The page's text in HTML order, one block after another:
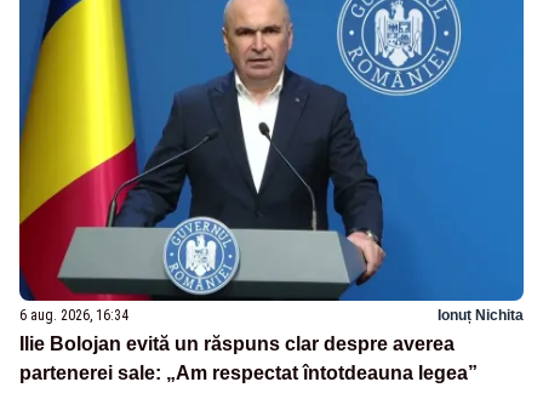
6 aug. 2026, 16:34 Ionuț Nichita
Ilie Bolojan evită un răspuns clar despre averea
partenerei sale: „Am respectat întotdeauna legea”